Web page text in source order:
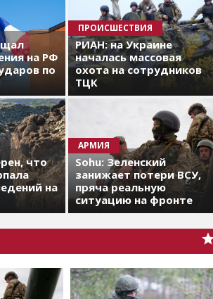
на РФ
по
ПРОИСШЕСТВИЯ
РИАН: на Украине
началась массовая
охота на сотрудников
ТЦК
что
на
АРМИЯ
Sohu: Зеленский
занижает потери ВСУ,
пряча реальную
ситуацию на фронте